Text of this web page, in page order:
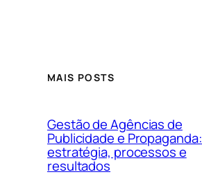
MAIS POSTS
Gestão de Agências de
Publicidade e Propaganda:
estratégia, processos e
resultados